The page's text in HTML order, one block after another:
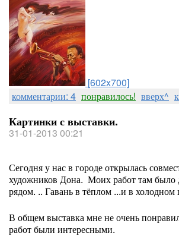
[602x700]
комментарии: 4 понравилось! вверх^
Картинки с выставки.
31-01-2013 00:21
Сегодня у нас в городе открылась
художников Дона. Моих работ там было
рядом. .. Гавань в тёплом ...и в холодном
В общем выставка мне не очень
работ были интересными.